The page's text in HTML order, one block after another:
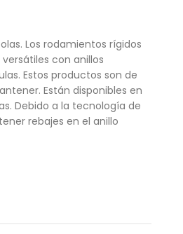
Los rodamientos rígidos
con anillos
Estos productos son de
Están disponibles en
Debido a la tecnología de
rebajes en el anillo